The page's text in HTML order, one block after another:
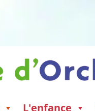
L'enfance